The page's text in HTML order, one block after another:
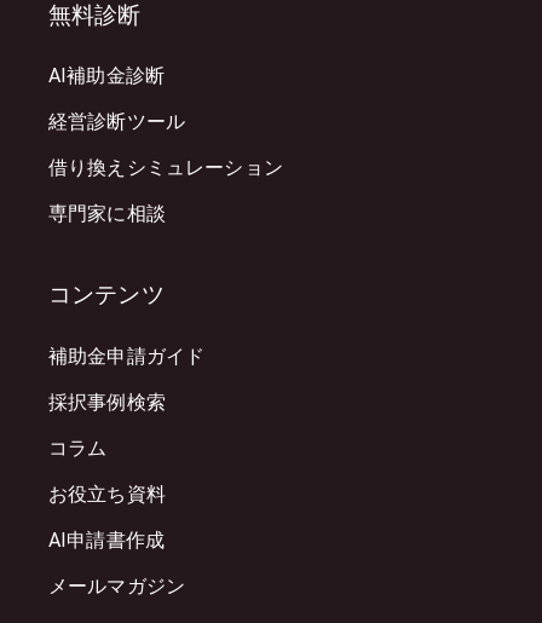
無料診断
AI補助金診断
経営診断ツール
借り換えシミュレーション
専門家に相談
コンテンツ
補助金申請ガイド
採択事例検索
コラム
お役立ち資料
AI申請書作成
メールマガジン